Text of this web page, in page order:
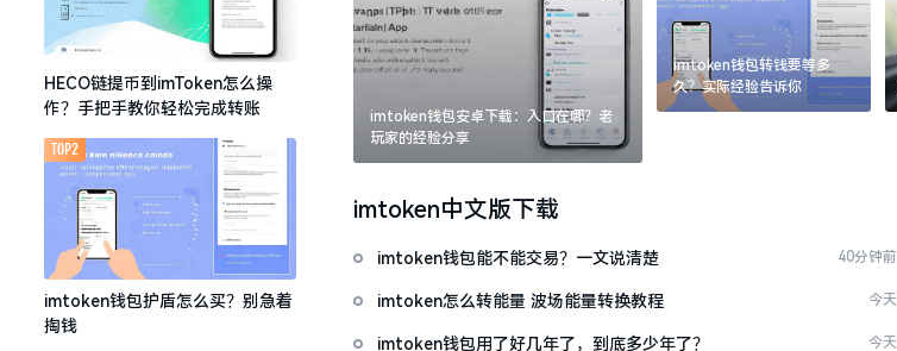
HECO链提币到imToken怎么操
作？手把手教你轻松完成转账
imtoken钱包护盾怎么买？别急着
掏钱
TOP2
imtoken钱包安卓下载：入口在哪？老
玩家的经验分享
imtoken钱包转钱要等多
久？实际经验告诉你
imtoken中文版下载
imtoken钱包能不能交易？一文说清楚 40分钟前
imtoken怎么转能量 波场能量转换教程 今天
imtoken钱包用了好几年了，到底多少年了？ 今天